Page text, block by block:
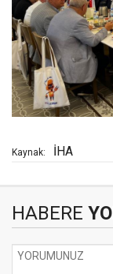
Kaynak: İHA
HABERE